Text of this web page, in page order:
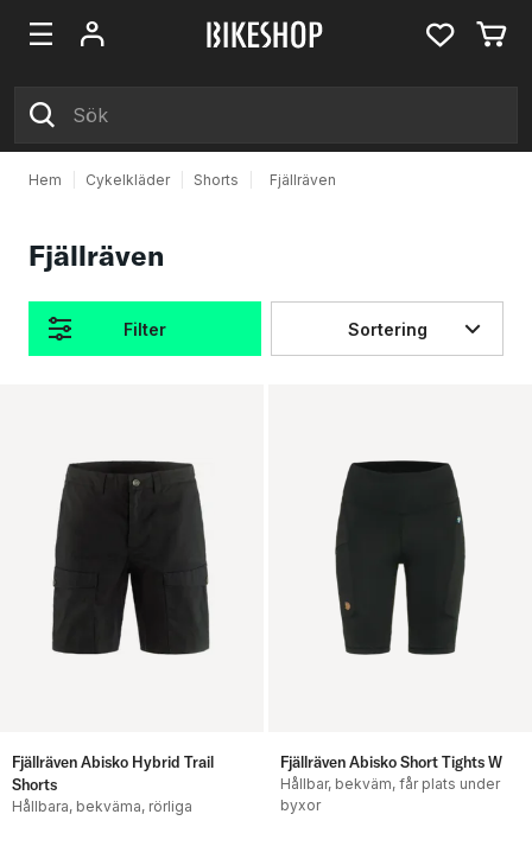
Hem Cykelkläder Shorts Fjällräven
Fjällräven
Filter Sortering
Fjällräven Abisko Hybrid Trail
Shorts
Hållbara, bekväma, rörliga
Fjällräven Abisko Short Tights W
Hållbar, bekväm, får plats under
byxor